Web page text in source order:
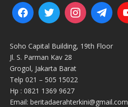
Soho Capital Building, 19th Floor
Jl. S. Parman Kav 28
Grogol, Jakarta Barat
Telp 021 – 505 15022
Hp : 0821 1369 9627
Email: beritadaerahterkini@gmail.com